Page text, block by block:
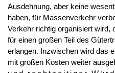
Ausdehnung, aber keine
haben, für Massenverkehr
Verkehr richtig organisiert wird,
für einen großen Teil des
erlangen. Inzwischen wird das
mit großen Kosten weiter